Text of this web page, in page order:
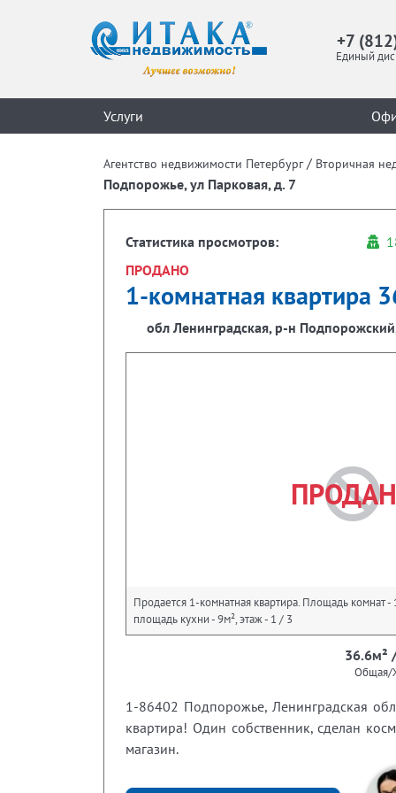
+7
Единый
Услуги
Агентство недвижимости Петербург / Вторичная
Подпорожье, ул Парковая, д. 7
Статистика просмотров:
ПРОДАНО
1-комнатная квартира
обл Ленинградская, р-н
Продается 1-комнатная квартира. Площадь комнат
площадь кухни - 9м², этаж - 1 / 3
36.6м²
Общая/
1-86402 Подпорожье, Ленинградская
квартира! Один собственник, сделан
магазин.